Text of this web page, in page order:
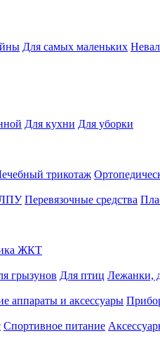
Для самых маленьких
Для кухни Для уборки
трикотаж
ЛПУ Перевязочные средства
ЖКТ
грызунов Для птиц Лежанки,
аппараты и аксессуары
Спортивное питание